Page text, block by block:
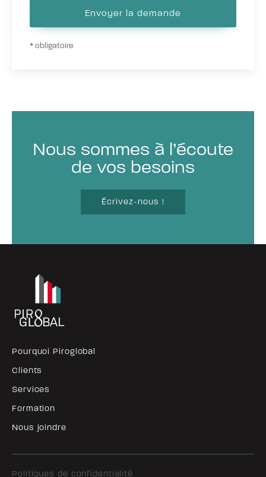
Envoyer la demande
* obligatoire
Nous sommes à l’écoute
de vos besoins
Écrivez-nous !
Pourquoi Piroglobal
Clients
Services
Formation
Nous joindre
Politiques de confidentialité